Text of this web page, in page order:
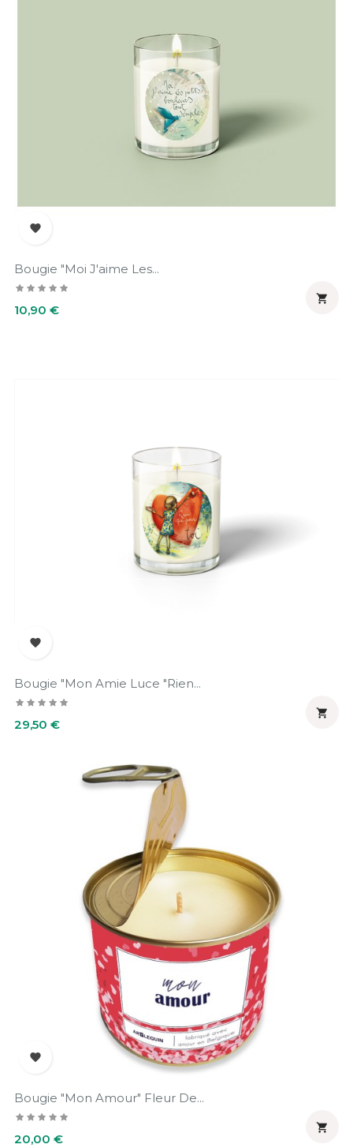

Bougie "Moi J'aime Les...
Prix
10,90 €


Bougie "Mon Amie Luce "Rien...
Prix
29,50 €


Bougie "Mon Amour" Fleur De...
Prix
20,00 €
